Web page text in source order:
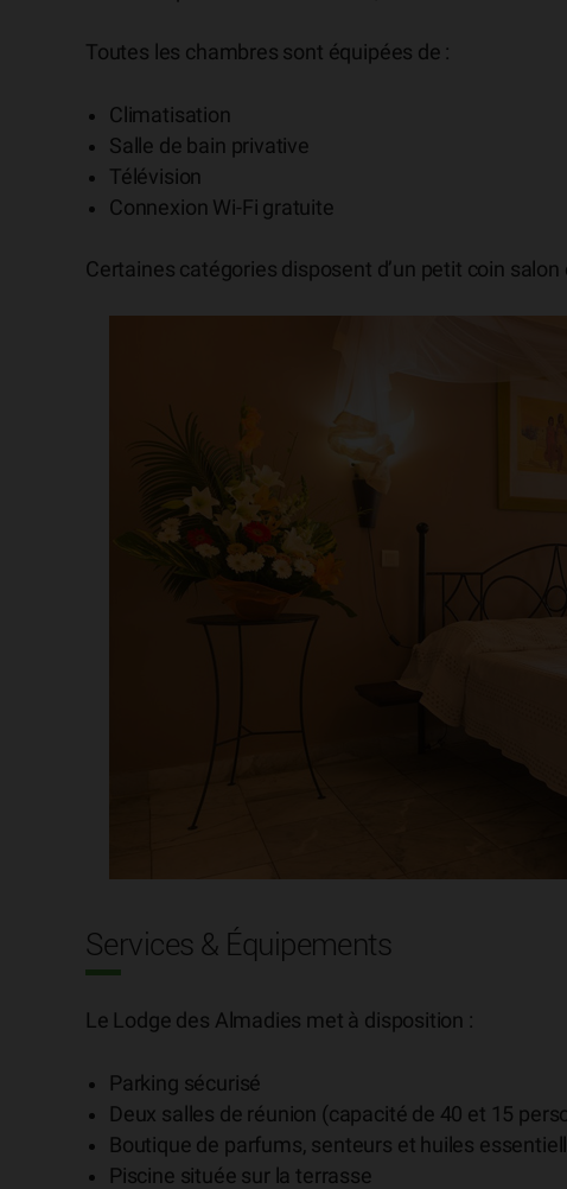
Toutes les chambres sont équipées de :
Climatisation
Salle de bain privative
Télévision
Connexion Wi-Fi gratuite
Certaines catégories disposent d’un petit coin
Services & Équipements
Le Lodge des Almadies met à disposition :
Parking sécurisé
Deux salles de réunion (capacité de 40 et 15
Boutique de parfums, senteurs et huiles
Piscine située sur la terrasse